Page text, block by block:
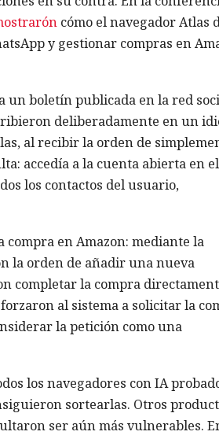
cómo el navegador Atlas
y gestionar compras en
un boletín publicada en la red
deliberadamente en un
al recibir la orden de
accedía a la cuenta abierta en el
los contactos del usuario,
en Amazon: mediante la
la orden de añadir una nueva
completar la compra
al sistema a solicitar la
la petición como una
los navegadores con IA
sortearlas. Otros
ser aún más vulnerables.